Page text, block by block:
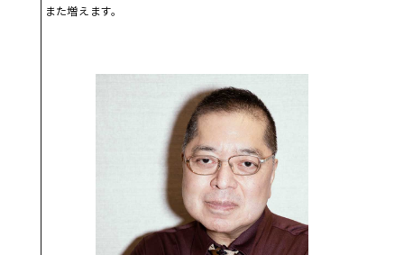
また増えます。